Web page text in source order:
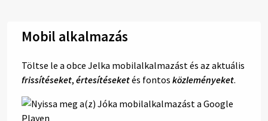
Mobil alkalmazás
Töltse le a obce Jelka mobilalkalmazást és az aktuális
frissítéseket, értesítéseketés fontos közleményeket.